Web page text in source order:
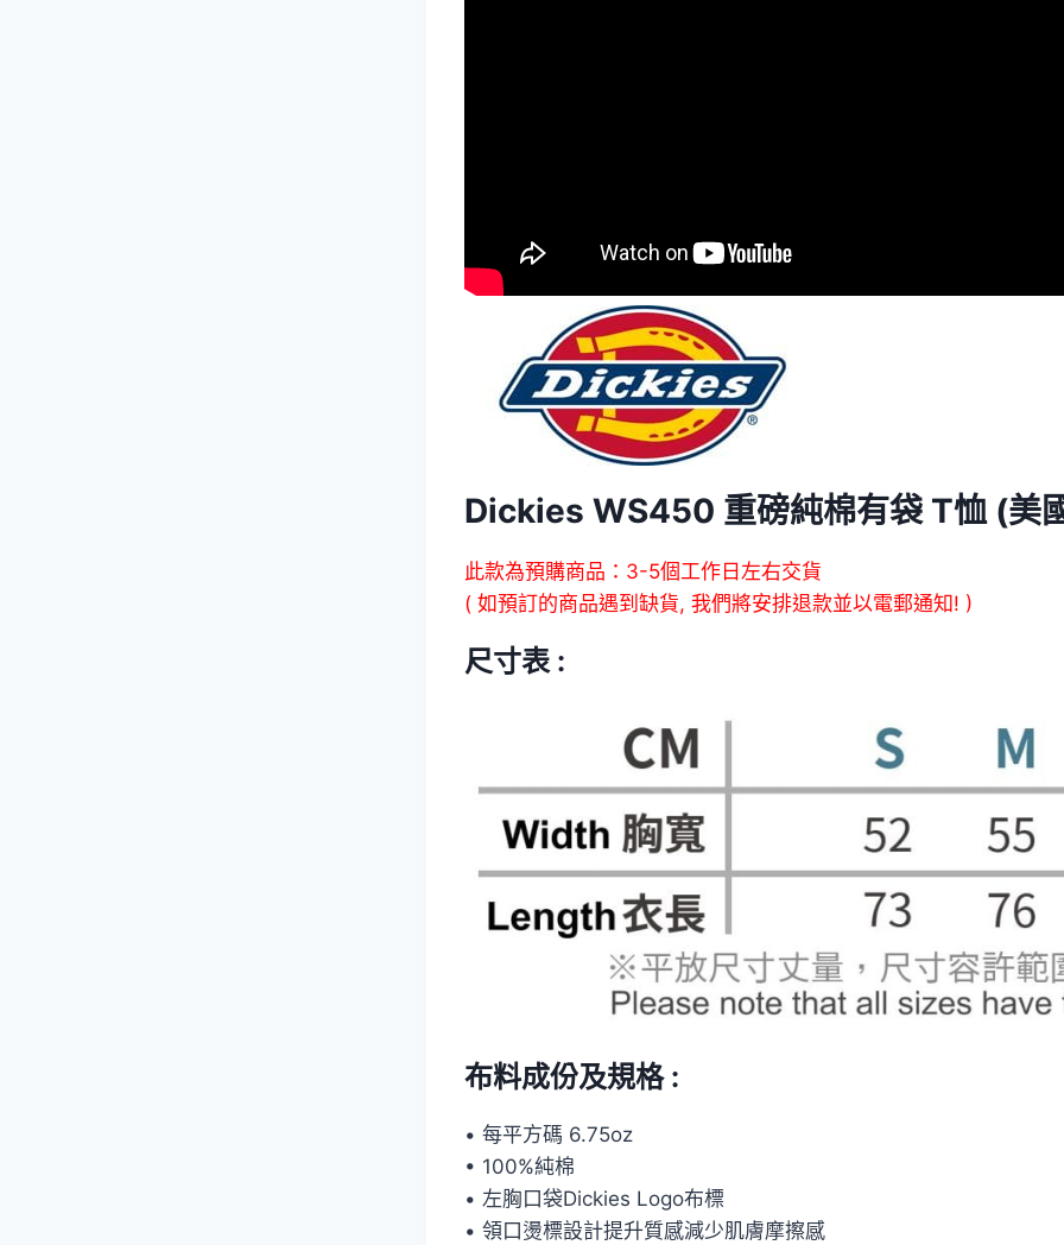
Dickies WS450 重磅純棉有袋 T恤 (美
此款為預購商品：3-5個工作日左右交貨
( 如預訂的商品遇到缺貨, 我們將安排退款並以電郵通知! )
尺寸表 :
布料成份及規格 :
• 每平方碼 6.75oz
• 100%純棉
• 左胸口袋Dickies Logo布標
• 領口燙標設計提升質感減少肌膚摩擦感